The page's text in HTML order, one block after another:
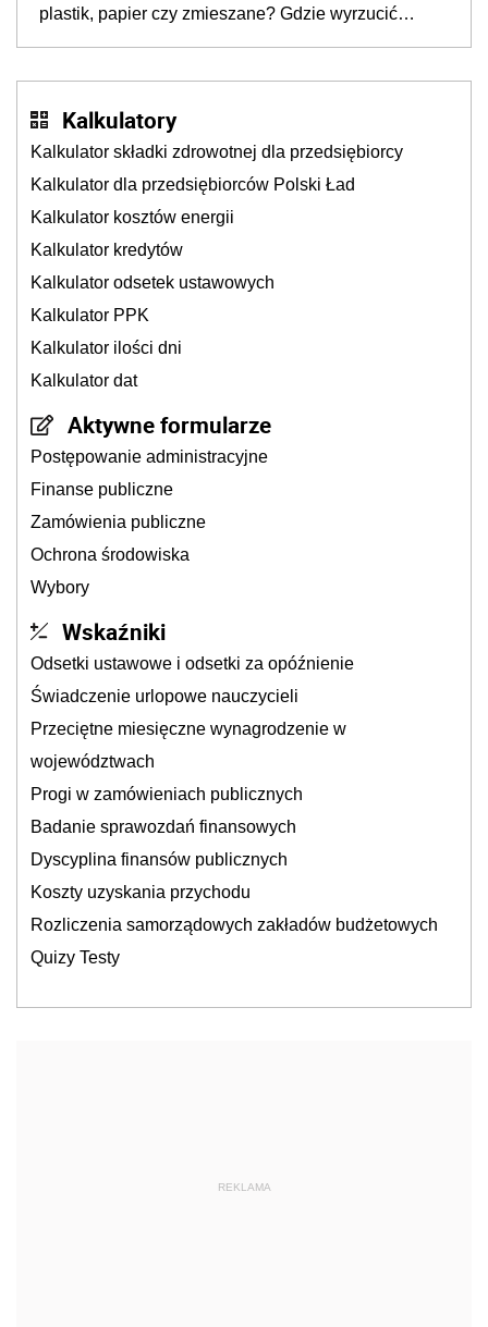
plastik, papier czy zmieszane? Gdzie wyrzucić
Kalkulatory
Kalkulator składki zdrowotnej dla przedsiębiorcy
Kalkulator dla przedsiębiorców Polski Ład
Kalkulator kosztów energii
Kalkulator kredytów
Kalkulator odsetek ustawowych
Kalkulator PPK
Kalkulator ilości dni
Kalkulator dat
Aktywne formularze
Postępowanie administracyjne
Finanse publiczne
Zamówienia publiczne
Ochrona środowiska
Wybory
Wskaźniki
Odsetki ustawowe i odsetki za opóźnienie
Świadczenie urlopowe nauczycieli
Przeciętne miesięczne wynagrodzenie w
województwach
Progi w zamówieniach publicznych
Badanie sprawozdań finansowych
Dyscyplina finansów publicznych
Koszty uzyskania przychodu
Rozliczenia samorządowych zakładów budżetowych
Quizy Testy
REKLAMA